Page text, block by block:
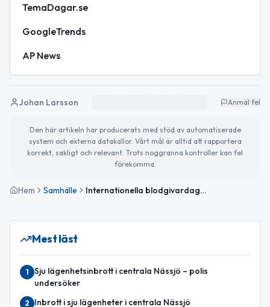
TemaDagar.se
GoogleTrends
AP News
Johan Larsson Anmäl fel
Den här artikeln har producerats med stöd av automatiserade
system och externa datakällor. Vårt mål är alltid att rapportera
korrekt, sakligt och relevant. Trots noggranna kontroller kan fel
förekomma.
Hem Samhälle Internationella blodgivardagen och sommaraktiviteter för alla åldrar
Mest läst
1
Sju lägenhetsinbrott i centrala Nässjö – polis
undersöker
2 Inbrott i sju lägenheter i centrala Nässjö